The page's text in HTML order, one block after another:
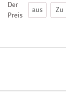
Der
Preis